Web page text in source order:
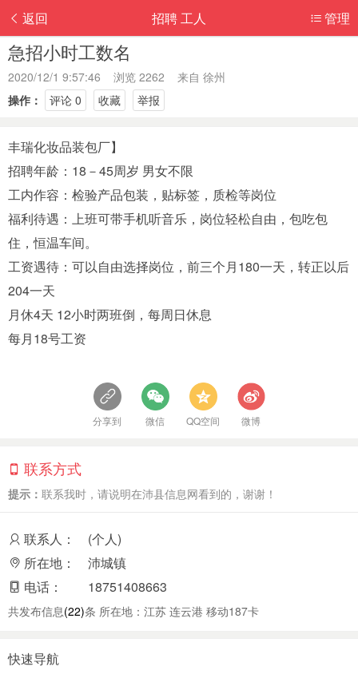
返回 管理
招聘 工人
急招小时工数名
2020/12/1 9:57:46 浏览 2262 来自 徐州
操作：
评论 0 收藏 举报
丰瑞化妆品装包厂】͏
招聘年龄：18－45周岁 男女不限
工内作容：检验产品包装，贴标签，质检等岗位
福利待遇：上班可带手机听音乐，岗位轻松自由，包吃包
住，恒温车间。
工资遇待：可以自由选择岗位，前三个月180一天，转正以后
204一天
月休4天 12小时两班倒，每周日休息
每月18号工资
分享到 微信 QQ空间 微博
联系方式
提示： 联系我时，请说明在沛县信息网看到的，谢谢！
联系人：
(个人)
所在地：
沛城镇
电话：
18751408663
共发布信息(22)条 所在地：江苏 连云港 移动187卡
快速导航